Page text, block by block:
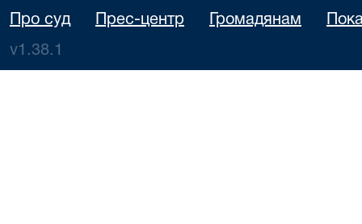
Про суд Прес-центр Громадянам
v1.38.1